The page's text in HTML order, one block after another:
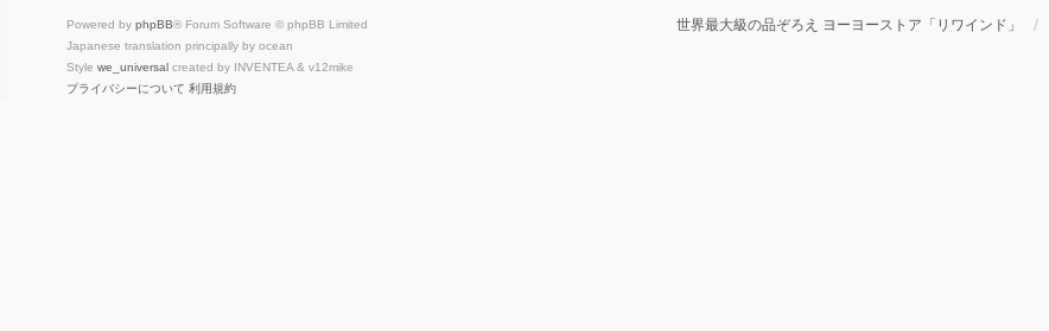
世界最大級の品ぞろえ ヨーヨーストア「リワインド」
Powered by phpBB® Forum Software © phpBB Limited
Japanese translation principally by ocean
Style we_universalcreated by INVENTEA & v12mike
プライバシーについて 利用規約